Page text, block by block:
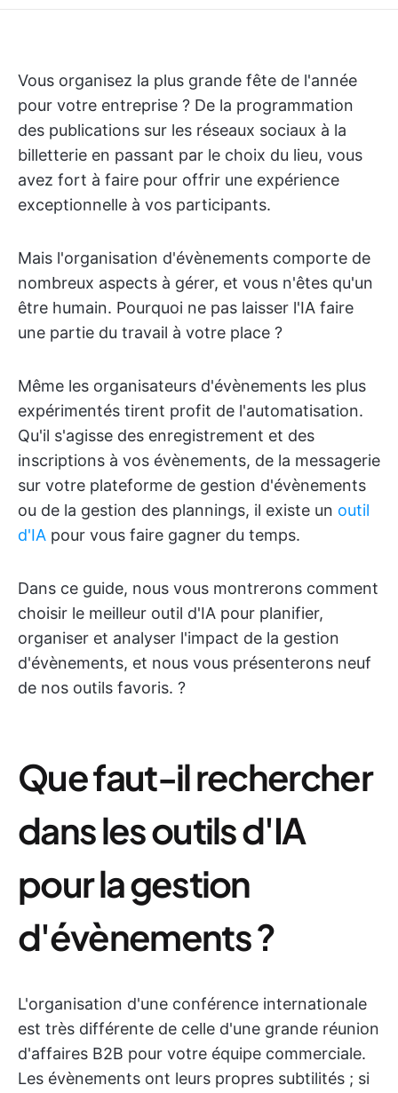
Vous organisez la plus grande fête de l'année
pour votre entreprise ? De la programmation
des publications sur les réseaux sociaux à la
billetterie en passant par le choix du lieu, vous
avez fort à faire pour offrir une expérience
exceptionnelle à vos participants.
Mais l'organisation d'évènements comporte de
nombreux aspects à gérer, et vous n'êtes qu'un
être humain. Pourquoi ne pas laisser l'IA faire
une partie du travail à votre place ?
Même les organisateurs d'évènements les plus
expérimentés tirent profit de l'automatisation.
Qu'il s'agisse des enregistrement et des
inscriptions à vos évènements, de la messagerie
sur votre plateforme de gestion d'évènements
ou de la gestion des plannings, il existe un outil
d'IA pour vous faire gagner du temps.
Dans ce guide, nous vous montrerons comment
choisir le meilleur outil d'IA pour planifier,
organiser et analyser l'impact de la gestion
d'évènements, et nous vous présenterons neuf
de nos outils favoris. ?️
Que faut-il rechercher
dans les outils d'IA
pour la gestion
d'évènements ?
L'organisation d'une conférence internationale
est très différente de celle d'une grande réunion
d'affaires B2B pour votre équipe commerciale.
Les évènements ont leurs propres subtilités ; si